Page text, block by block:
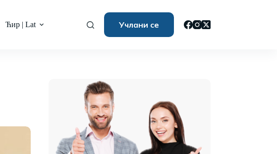
Ћир | Lat Учлани се